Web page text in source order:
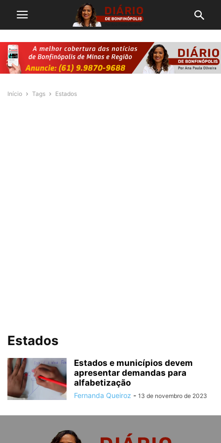
Início Tags Estados
Estados
Estados e municípios devem
apresentar demandas para
alfabetização
Fernanda Queiroz - 13 de novembro de 2023